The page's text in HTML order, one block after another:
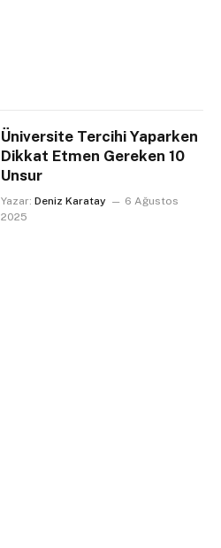
Üniversite Tercihi Yaparken
Dikkat Etmen Gereken 10
Unsur
Yazar: Deniz Karatay
6 Ağustos
2025